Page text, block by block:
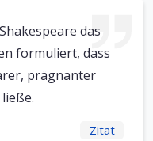
das
formuliert, dass
prägnanter
Zitat